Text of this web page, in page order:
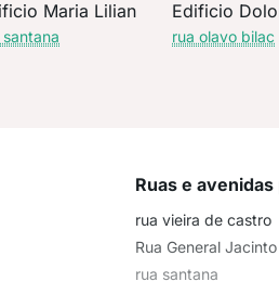
Maria Lilian
santana
Edificio
rua olavo bilac
Ruas e
rua vieira de castro
Rua General
rua santana